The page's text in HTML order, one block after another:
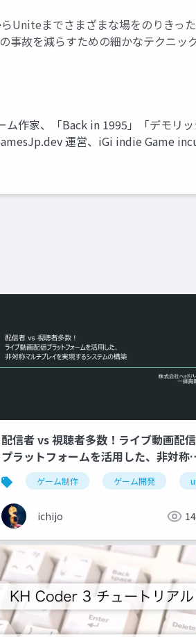
Uniteまでさまざまな場をのりきっ
事故を減らすための細かなテクニッ
作家、「Back in 1995」「デモリ
運営、iGi indie Game
配信者 vs 視聴者多数！ライブ動画配信
プラットフォームを活用した、非対称
ルチプレイを実現するシステムの構築
ゲーム制作 ゲーム開発
ichijo